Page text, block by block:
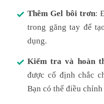
Thêm Gel bôi trơn:
trong găng tay để
dụng.
Kiểm tra và hoàn
được cố định chắc
Bạn có thể điều